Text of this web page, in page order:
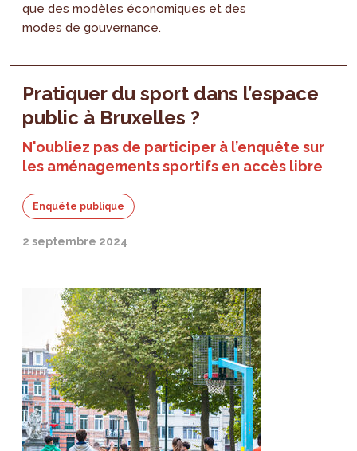
que des modèles économiques et des
modes de gouvernance.
Pratiquer du sport dans l’espace
public à Bruxelles ?
N'oubliez pas de participer à l’enquête sur
les aménagements sportifs en accès libre
Enquête publique
2 septembre 2024